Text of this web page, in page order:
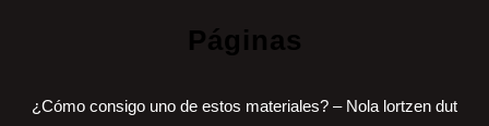
Páginas
¿Cómo consigo uno de estos materiales? – Nola lortzen dut